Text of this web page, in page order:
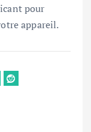
pour
appareil.